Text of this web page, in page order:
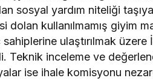
sosyal yardım niteliği
dolan kullanılmamış giyim
ulaştırılmak
Teknik inceleme ve
ise ihale komisyonu